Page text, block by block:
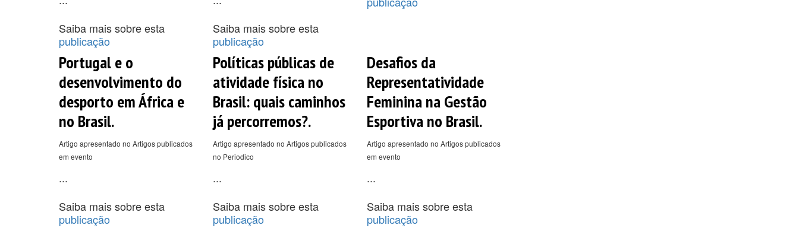
Saiba mais sobre esta
publicação
Saiba mais sobre esta
publicação
Portugal e o
desenvolvimento do
desporto em África e
no Brasil.
Artigo apresentado no Artigos publicados
em evento
...
Saiba mais sobre esta
publicação
Políticas públicas de
atividade física no
Brasil: quais caminhos
já percorremos?.
Artigo apresentado no Artigos publicados
no Periodico
...
Saiba mais sobre esta
publicação
Desafios da
Representatividade
Feminina na Gestão
Esportiva no Brasil.
Artigo apresentado no Artigos publicados
em evento
...
Saiba mais sobre esta
publicação